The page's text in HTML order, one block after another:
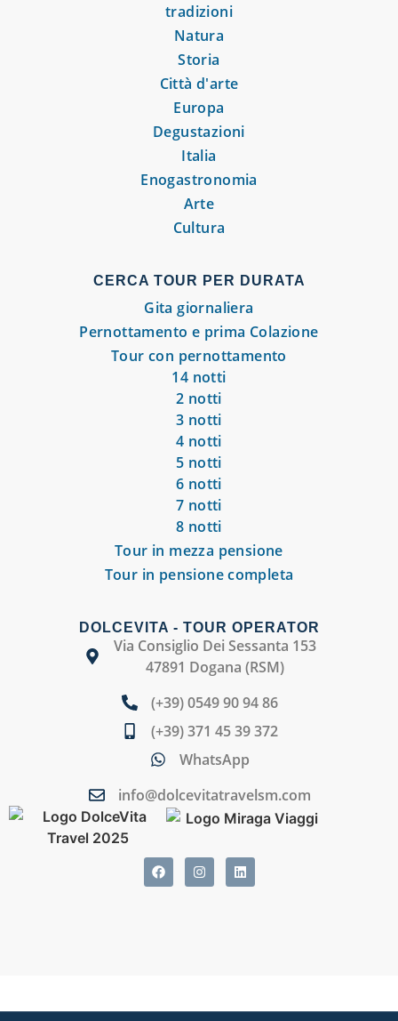
tradizioni
Natura
Storia
Città d'arte
Europa
Degustazioni
Italia
Enogastronomia
Arte
Cultura
CERCA TOUR PER DURATA
Gita giornaliera
Pernottamento e prima Colazione
Tour con pernottamento
14 notti
2 notti
3 notti
4 notti
5 notti
6 notti
7 notti
8 notti
Tour in mezza pensione
Tour in pensione completa
DOLCEVITA - TOUR OPERATOR
Via Consiglio Dei Sessanta 153
47891 Dogana (RSM)
(+39) 0549 90 94 86
(+39) 371 45 39 372
WhatsApp
info@dolcevitatravelsm.com